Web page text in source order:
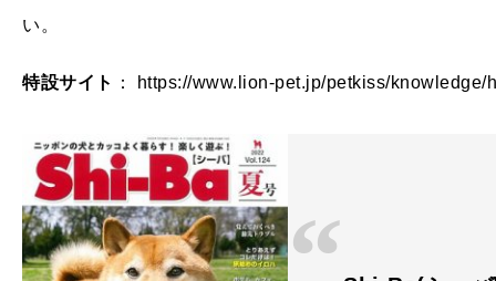
い。
特設サイト ： https://www.lion-pet.jp/petkiss/